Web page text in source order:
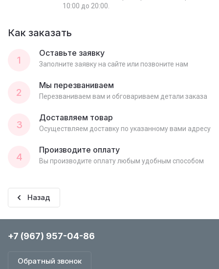
10:00 до 20:00.
Как заказать
1
Оставьте заявку
Заполните заявку на сайте или позвоните нам
2
Мы перезваниваем
Перезваниваем вам и обговариваем детали заказа
3
Доставляем товар
Осуществляем доставку по указанному вами адресу
4
Производите оплату
Вы производите оплату любым удобным способом
Назад
+7 (967) 957-04-86
Обратный звонок